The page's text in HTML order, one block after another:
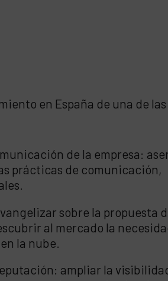
en España de una de
de la empresa:
prácticas de comunicación,
sobre la propuesta
al mercado la
la nube.
ampliar la